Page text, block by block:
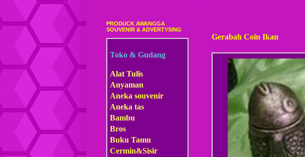
Gerabah Coin Ikan
PRODUCK AWANGGA
SOUVENIR & ADVERTYSING
Toko & Gudang
Alat Tulis
Anyaman
Aneka souvenir
Aneka tas
Bambu
Bros
Buku Tamu
Cermin&Sisir